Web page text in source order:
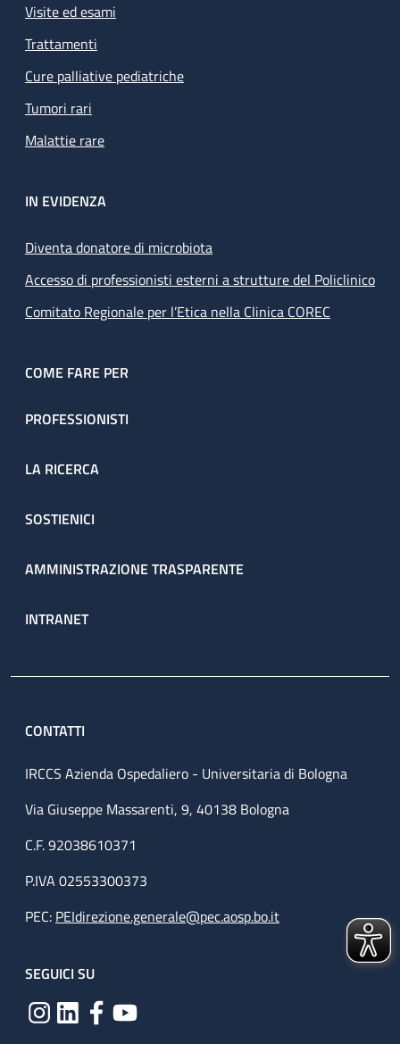
Visite ed esami
Trattamenti
Cure palliative pediatriche
Tumori rari
Malattie rare
IN EVIDENZA
Diventa donatore di microbiota
Accesso di professionisti esterni a strutture del Policlinico
Comitato Regionale per l’Etica nella Clinica COREC
COME FARE PER
PROFESSIONISTI
LA RICERCA
SOSTIENICI
AMMINISTRAZIONE TRASPARENTE
INTRANET
CONTATTI
IRCCS Azienda Ospedaliero - Universitaria di Bologna
Via Giuseppe Massarenti, 9, 40138 Bologna
C.F. 92038610371
P.IVA 02553300373
PEC: PEIdirezione.generale@pec.aosp.bo.it
SEGUICI SU